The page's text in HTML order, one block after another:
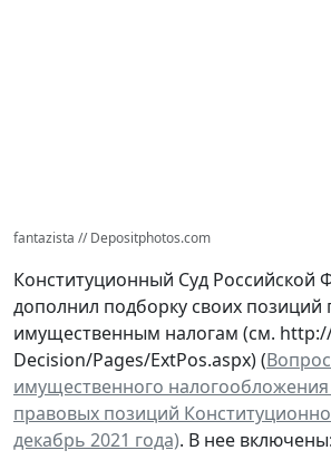
fantazista // Depositphotos.com
Конституционный Суд Российской
дополнил подборку своих позиций
имущественным налогам (см.
Decision/Pages/ExtPos.aspx) (
имущественного
правовых позиций
декабрь 2021 года). В нее включены: